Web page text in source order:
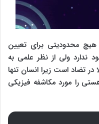
محدودیتی برای تعیین
ولی از نظر علمی به
تضاد است زیرا انسان تنها
را مورد مکاشفه فیزیکی